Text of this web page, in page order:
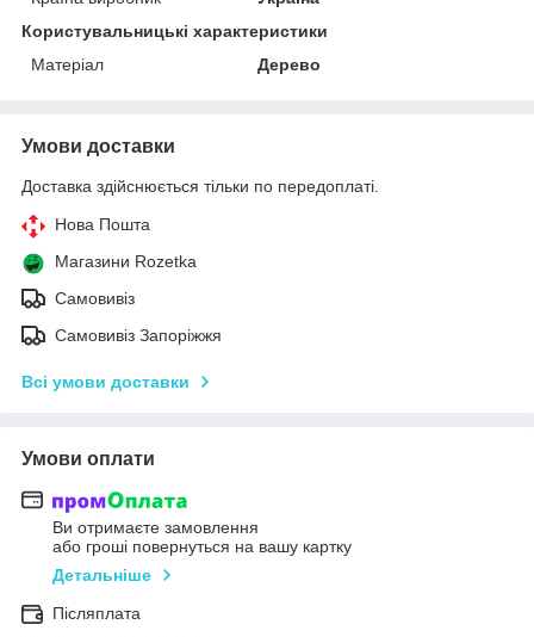
Користувальницькі характеристики
Матеріал
Дерево
Умови доставки
Доставка здійснюється тільки по передоплаті.
Нова Пошта
Магазини Rozetka
Самовивіз
Самовивіз Запоріжжя
Всі умови доставки
Умови оплати
Ви отримаєте замовлення
або гроші повернуться на вашу картку
Детальніше
Післяплата